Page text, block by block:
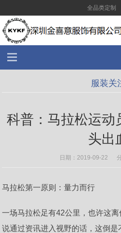
全品类定制
服装关
科普：马拉松运动
头出
日期：2019-09-22 分
马拉松第一原则：量力而行
一场马拉松足有42公里，也许这
说通过资讯进入视野的话，这倒